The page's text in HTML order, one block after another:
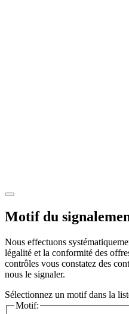
Motif du
Nous effectuons
légalité et la conformité des
contrôles vous constatez des
nous le signaler.
Sélectionnez un motif dans la
Motif: